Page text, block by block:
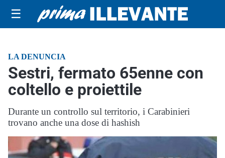
☰
LA DENUNCIA
Sestri, fermato 65enne con
coltello e proiettile
Durante un controllo sul territorio, i Carabinieri
trovano anche una dose di hashish